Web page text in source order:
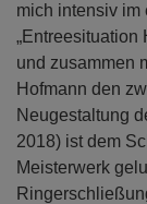
mich intensiv im
„Entreesituation
und zusammen
Hofmann den
Neugestaltung
2018) ist dem
Meisterwerk